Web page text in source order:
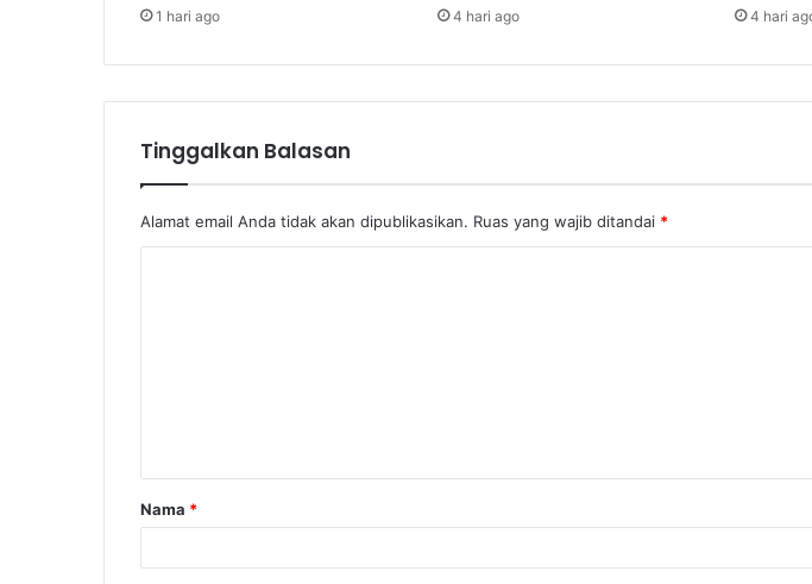
1 hari ago 4 hari ago 4 hari
Tinggalkan Balasan
Alamat email Anda tidak akan dipublikasikan. Ruas yang wajib ditandai *
a
r
Nama *